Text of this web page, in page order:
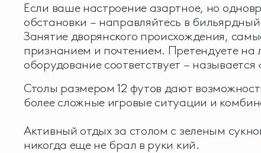
Если ваше настроение азартное, но
обстановки – направляйтесь в
Занятие дворянского происхождения,
признанием и почтением. Претендуете на
оборудование соответствует – называется
Столы размером 12 футов дают
более сложные игровые ситуации и
Активный отдых за столом с зеленым
никогда еще не брал в руки кий.